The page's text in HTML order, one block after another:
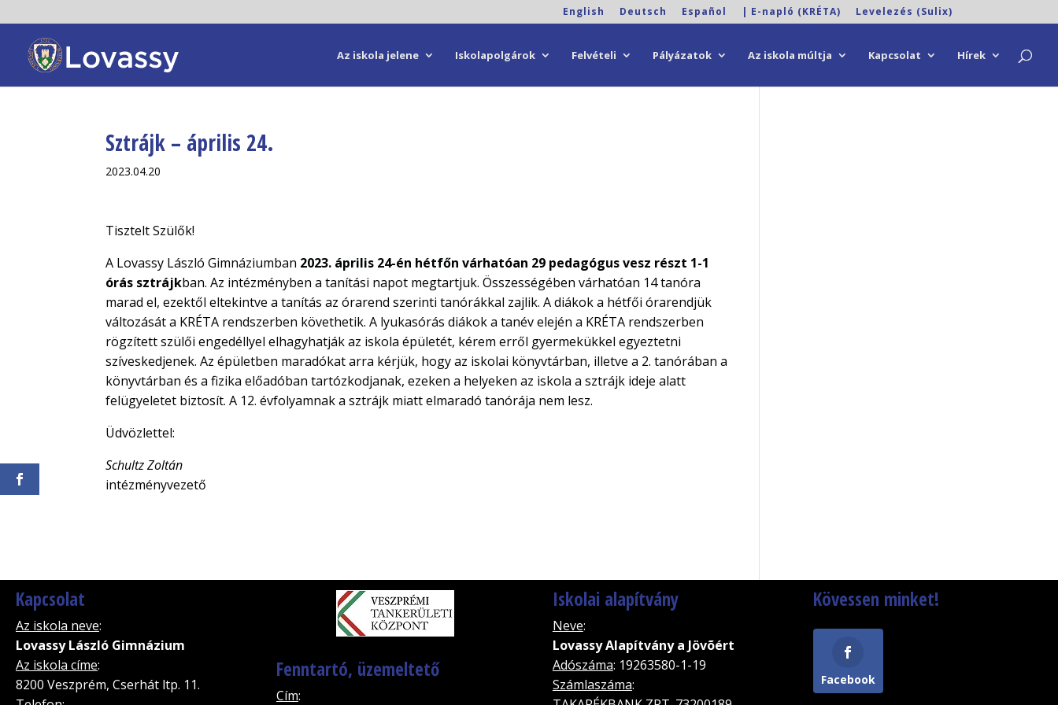
English Deutsch Español | E-napló (KRÉTA) Levelezés (Sulix)
Az iskola jelene Iskolapolgárok Felvételi Pályázatok Az iskola múltja Kapcsolat Hírek
Sztrájk – április 24.
2023.04.20
Tisztelt Szülők!
A Lovassy László Gimnáziumban 2023. április 24-én hétfőn várhatóan 29 pedagógus vesz részt 1-1
órás sztrájkban. Az intézményben a tanítási napot megtartjuk. Összességében várhatóan 14 tanóra
marad el, ezektől eltekintve a tanítás az órarend szerinti tanórákkal zajlik. A diákok a hétfői órarendjük
változását a KRÉTA rendszerben követhetik. A lyukasórás diákok a tanév elején a KRÉTA rendszerben
rögzített szülői engedéllyel elhagyhatják az iskola épületét, kérem erről gyermekükkel egyeztetni
szíveskedjenek. Az épületben maradókat arra kérjük, hogy az iskolai könyvtárban, illetve a 2. tanórában a
könyvtárban és a fizika előadóban tartózkodjanak, ezeken a helyeken az iskola a sztrájk ideje alatt
felügyeletet biztosít. A 12. évfolyamnak a sztrájk miatt elmaradó tanórája nem lesz.
Üdvözlettel:
Schultz Zoltán
intézményvezető
Kapcsolat
Az iskola neve:
Lovassy László Gimnázium
Az iskola címe:
8200 Veszprém, Cserhát ltp. 11.
Fenntartó, üzemeltető
Cím:
Iskolai alapítvány
Neve:
Lovassy Alapítvány a Jövõért
Adószáma: 19263580-1-19
Számlaszáma:
Kövessen minket!
Facebook